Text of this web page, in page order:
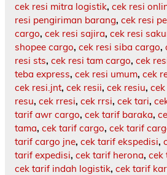
cek resi mitra logistik, cek resi
resi pengiriman barang, cek resi
cargo, cek resi sajira, cek resi
shopee cargo, cek resi siba cargo,
resi sts, cek resi tam cargo, cek
teba express, cek resi umum, cek
cek resi.jnt, cek resii, cek resiu,
resu, cek rresi, cek rrsi, cek tari,
tarif awr cargo, cek tarif baraka,
tama, cek tarif cargo, cek tarif
tarif cargo jne, cek tarif ekspedisi,
tarif expedisi, cek tarif herona, cek
cek tarif indah logistik, cek tarif